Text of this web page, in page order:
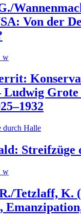
Von der
Grote
Streifzüge
Tetzlaff, K.